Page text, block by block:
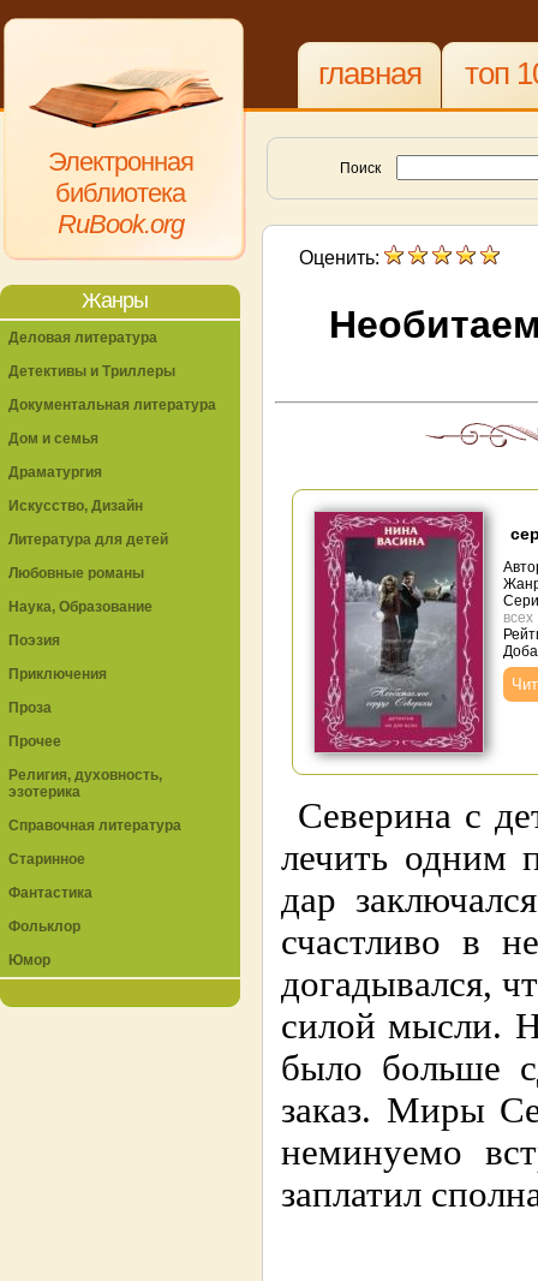
Электронная
библиотека
RuBook.org
главная топ
Поиск
Оценить:
всех
Северина с
лечить одним
дар
счастливо в
догадывался,
силой мысли.
было больше
заказ. Миры
неминуемо
заплатил
Жанры
Деловая литература
Детективы и Триллеры
Документальная литература
Дом и семья
Драматургия
Искусство, Дизайн
Литература для детей
Любовные романы
Наука, Образование
Поэзия
Приключения
Проза
Прочее
Религия, духовность,
эзотерика
Справочная литература
Старинное
Фантастика
Фольклор
Юмор